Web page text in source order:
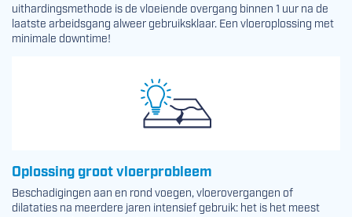
uithardingsmethode is de vloeiende overgang binnen 1 uur na de
laatste arbeidsgang alweer gebruiksklaar. Een vloeroplossing met
minimale downtime!
Oplossing groot vloerprobleem
Beschadigingen aan en rond voegen, vloerovergangen of
dilataties na meerdere jaren intensief gebruik: het is het meest